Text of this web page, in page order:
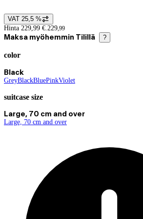
Price details
VAT 25,5 %
Hinta 229,99 €. 229,99
Maksa myöhemmin Tilillä ?
color
Current selection Black
Black
Grey(color)
Black(color)
Blue(color)
Pink(color
Violet
suitcase size
Current selection Large, 70 cm and over
Large, 70 cm and over
Large, 70 cm and over